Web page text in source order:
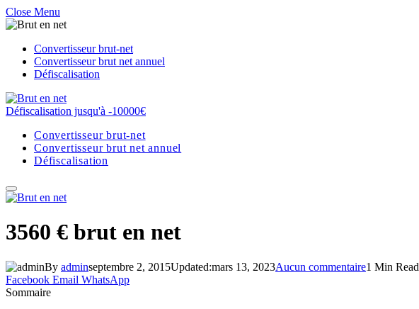
Close Menu
Convertisseur brut-net
Convertisseur brut net annuel
Défiscalisation
Défiscalisation jusqu'à -10000€
Convertisseur brut-net
Convertisseur brut net annuel
Défiscalisation
3560 € brut en net
By adminseptembre 2, 2015Updated:mars 13, 2023Aucun commentaire1 Min Read
Facebook Email WhatsApp
Sommaire